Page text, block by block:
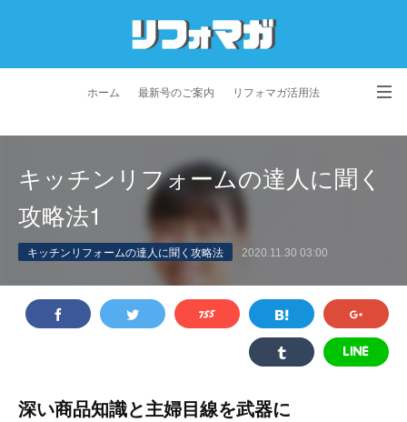
ホーム 最新号のご案内 リフォマガ活用法
プライバシーポリシー 利用規約 会社概要
キッチンリフォームの達人に聞く
攻略法1
キッチンリフォームの達人に聞く攻略法 2020.11.30 03:00
深い商品知識と主婦目線を武器に